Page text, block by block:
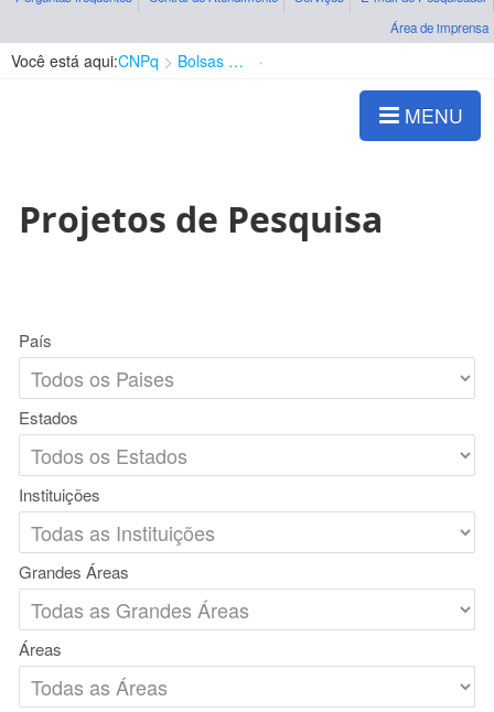
Área de imprensa
Você está aqui:CNPq Bolsas e Auxílios Vigentes
MENU
Projetos de Pesquisa
País
Estados
Instituições
Grandes Áreas
Áreas